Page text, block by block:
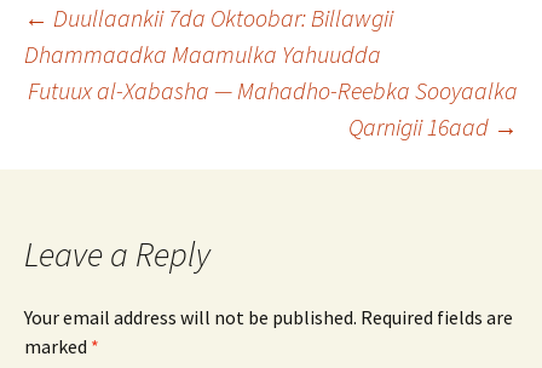
Post
navigation
← Duullaankii 7da Oktoobar: Billawgii
Dhammaadka Maamulka Yahuudda
Futuux al-Xabasha — Mahadho-Reebka Sooyaalka
Qarnigii 16aad →
Leave a Reply
Your email address will not be published. Required fields are
marked *